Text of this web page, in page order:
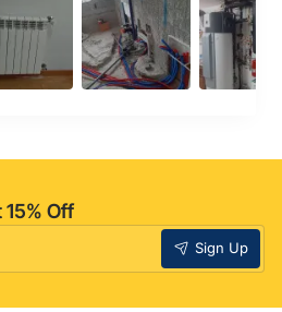
Off
Sign Up